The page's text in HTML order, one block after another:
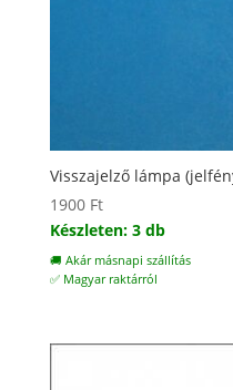
Visszajelző lámpa
1900 Ft
Készleten: 3 db
🚚 Akár másnapi szállítás
✅ Magyar raktárról